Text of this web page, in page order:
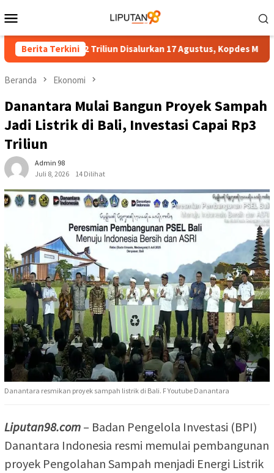
ke
Mobile
Berita Terkini
Rp17,52 Triliun Disalurkan 17 Agustus, Kopdes Merah
Beranda Ekonomi
Danantara Mulai Bangun Proyek Sampah
Jadi Listrik di Bali, Investasi Capai Rp3
Triliun
Admin 98
Juli 8, 2026
14 Dilihat
Danantara resmikan proyek sampah listrik di Bali. F Youtube Danantara
Liputan98.com – Badan Pengelola Investasi (BPI)
Danantara Indonesia resmi memulai pembangunan
proyek Pengolahan Sampah menjadi Energi Listrik